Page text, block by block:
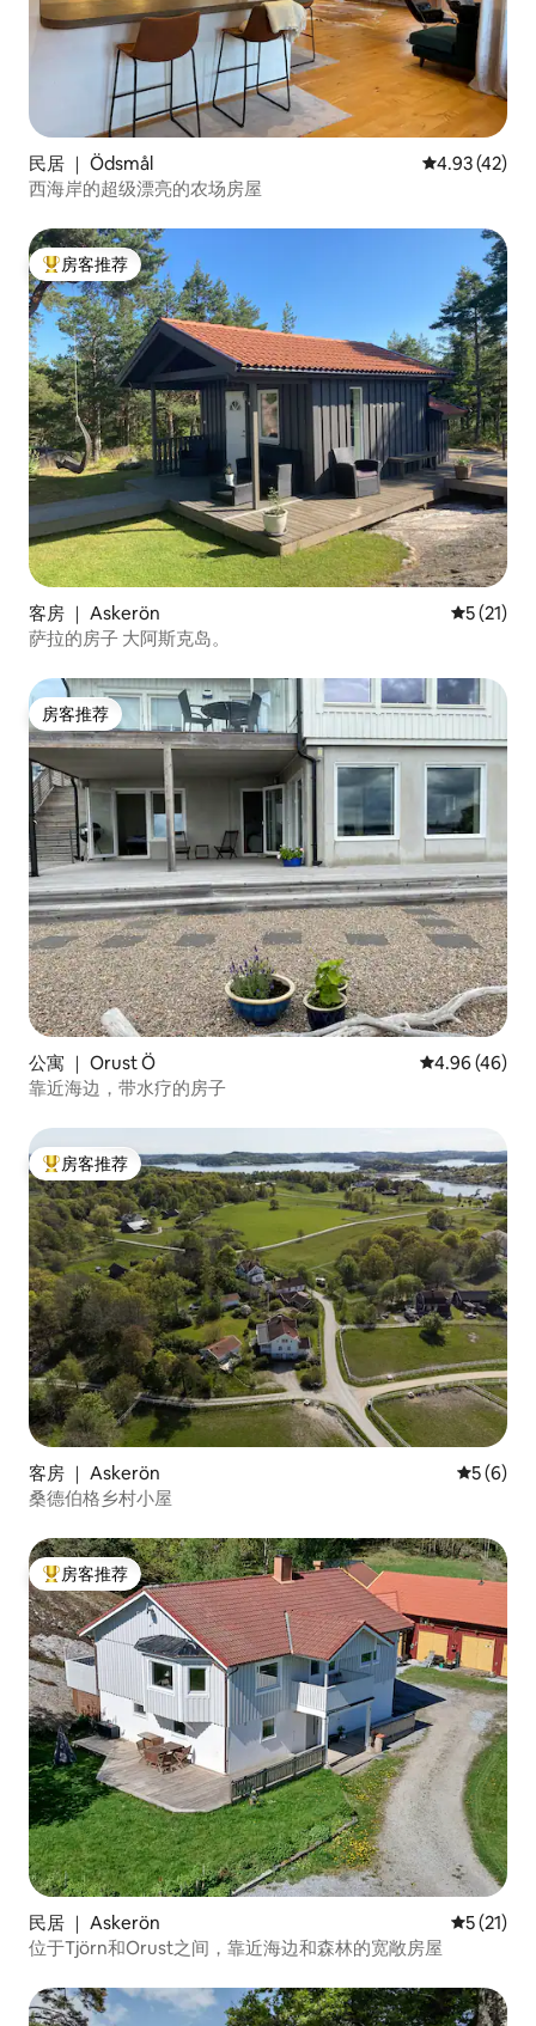
民居 ｜ Ödsmål 平均评分
4.93 (42)
西海岸的超级漂亮的农场房屋
热门「房客推荐」
房客推荐
客房 ｜ Askerön 平均评分
5 (21)
萨拉的房子 大阿斯克岛。
房客推荐
房客推荐
公寓 ｜ Orust Ö 平均评分
4.96 (46)
靠近海边，带水疗的房子
热门「房客推荐」
房客推荐
客房 ｜ Askerön 平均评分
5 (6)
桑德伯格乡村小屋
热门「房客推荐」
房客推荐
民居 ｜ Askerön 平均评分
5 (21)
位于Tjörn和Orust之间，靠近海边和森林的宽敞房屋